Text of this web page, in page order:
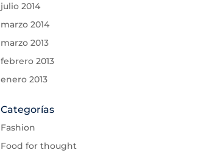
julio 2014
marzo 2014
marzo 2013
febrero 2013
enero 2013
Categorías
Fashion
Food for thought